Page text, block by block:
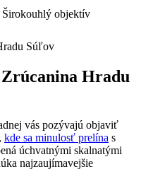
Širokouhlý objektív
Hradu
vás pozývajú objaviť
kde sa minulosť prelína s
úchvatnými skalnatými
najzaujímavejšie